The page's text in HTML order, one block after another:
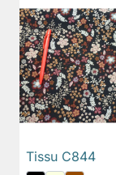
Tissu C844